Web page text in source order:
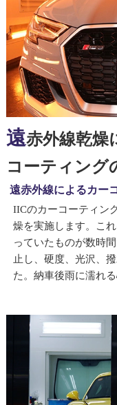
遠赤外線乾燥
コーティング
遠赤外線によるカー
IICのカーコーティン
燥を実施します。こ
っていたものが数時
止し、硬度、光沢、
た。納車後雨に濡れ